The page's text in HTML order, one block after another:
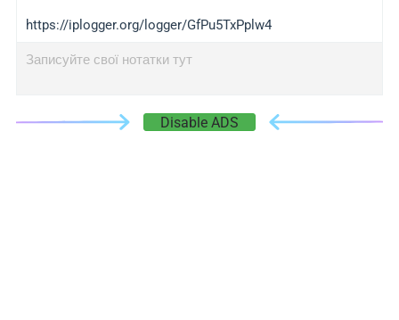
https://iplogger.org/logger/GfPu5TxPplw4
Записуйте свої нотатки тут
Disable ADS